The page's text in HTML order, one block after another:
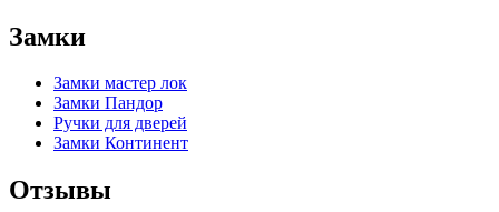
Замки
Замки мастер лок
Замки Пандор
Ручки для дверей
Замки Континент
Отзывы